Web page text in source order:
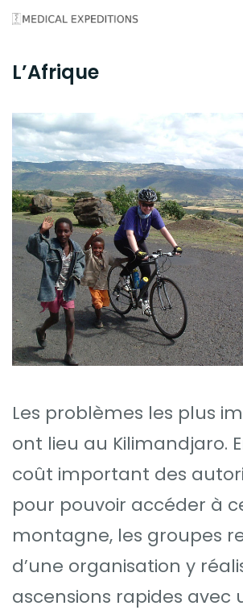
Skip
content
L’Afrique
Les problèmes les plus
ont lieu au Kilimandjaro.
coût important des
pour pouvoir accéder à
montagne, les groupes
d’une organisation y
ascensions rapides avec